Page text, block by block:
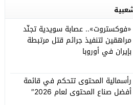
«فوكستروت».. عصابة سويدية تجنّد
مراهقين لتنفيذ جرائم قتل مرتبطة
بإيران في أوروبا
رأسمالية المحتوى تتحكم في قائمة
أفضل صناع المحتوى لعام 2026″